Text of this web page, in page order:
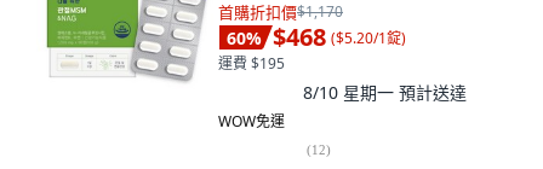
首購折扣價$1,170
60% $468 ($5.20/1錠)
運費 $195
8/10 星期一 預計送達
WOW免運
(12)